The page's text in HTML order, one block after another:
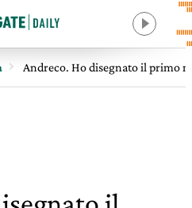
Andreco. Ho disegnato il primo